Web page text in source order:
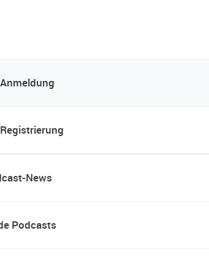
Anmeldung
Registrierung
News
Podcasts